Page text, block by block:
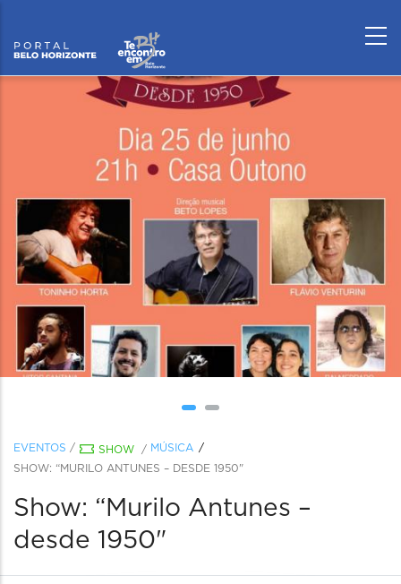
EVENTOS / SHOW / MÚSICA
SHOW: “MURILO ANTUNES – DESDE 1950"
Show: “Murilo Antunes –
desde 1950"